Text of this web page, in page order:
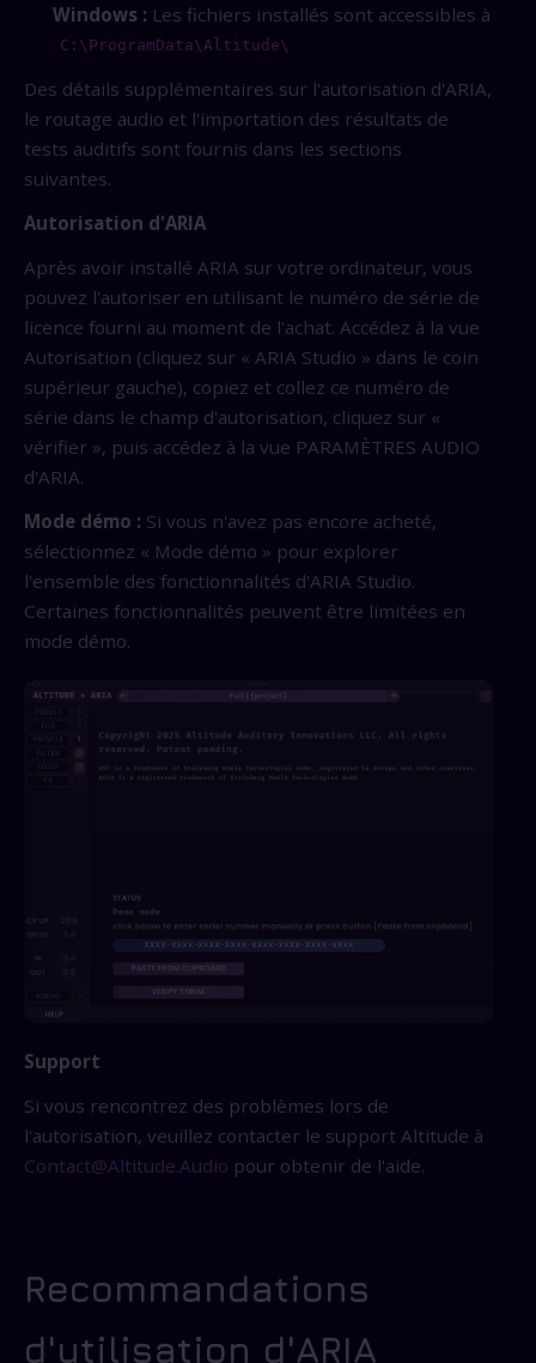
Windows : Les fichiers installés sont accessibles à
C:\ProgramData\Altitude\
Des détails supplémentaires sur l'autorisation d'ARIA,
le routage audio et l'importation des résultats de
tests auditifs sont fournis dans les sections
suivantes.
Autorisation d'ARIA
Après avoir installé ARIA sur votre ordinateur, vous
pouvez l'autoriser en utilisant le numéro de série de
licence fourni au moment de l'achat. Accédez à la vue
Autorisation (cliquez sur « ARIA Studio » dans le coin
supérieur gauche), copiez et collez ce numéro de
série dans le champ d'autorisation, cliquez sur «
vérifier », puis accédez à la vue PARAMÈTRES AUDIO
d'ARIA.
Mode démo : Si vous n'avez pas encore acheté,
sélectionnez « Mode démo » pour explorer
l'ensemble des fonctionnalités d'ARIA Studio.
Certaines fonctionnalités peuvent être limitées en
mode démo.
Support
Si vous rencontrez des problèmes lors de
l'autorisation, veuillez contacter le support Altitude à
Contact@Altitude.Audio pour obtenir de l'aide.
Recommandations
d'utilisation d'ARIA